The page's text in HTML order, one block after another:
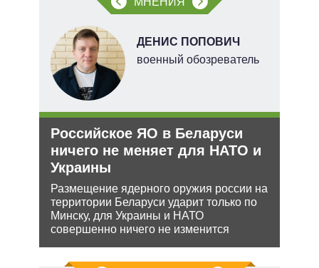
ДЕНИС ПОПОВИЧ
военный обозреватель
Российское ЯО в Беларуси
ничего не меняет для НАТО и
Украины
Размещение ядерного оружия россии на
территории Беларуси ударит только по
Минску, для Украины и НАТО
совершенно ничего не изменится